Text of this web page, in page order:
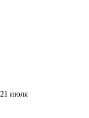
21 июля